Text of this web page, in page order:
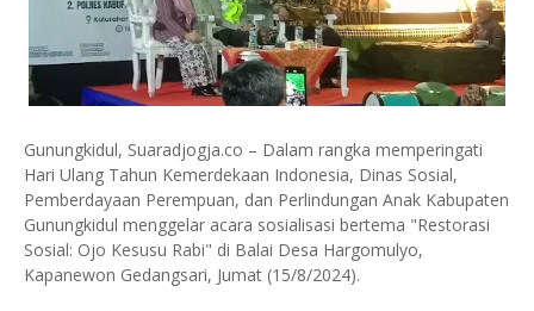
Gunungkidul, Suaradjogja.co – Dalam rangka memperingati
Hari Ulang Tahun Kemerdekaan Indonesia, Dinas Sosial,
Pemberdayaan Perempuan, dan Perlindungan Anak Kabupaten
Gunungkidul menggelar acara sosialisasi bertema "Restorasi
Sosial: Ojo Kesusu Rabi" di Balai Desa Hargomulyo,
Kapanewon Gedangsari, Jumat (15/8/2024).